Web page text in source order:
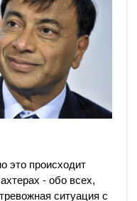
это происходит
- обо всех,
ситуация с